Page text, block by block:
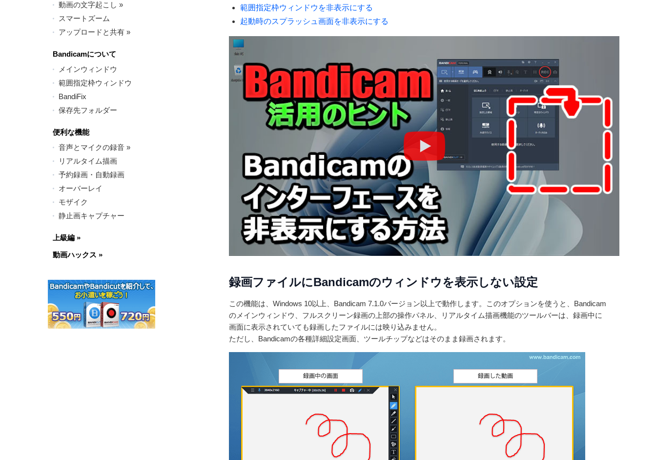
動画の文字起こし »
スマートズーム
アップロードと共有 »
Bandicamについて
メインウィンドウ
範囲指定枠ウィンドウ
BandiFix
保存先フォルダー
便利な機能
音声とマイクの録音 »
リアルタイム描画
予約録画・自動録画
オーバーレイ
モザイク
静止画キャプチャー
上級編 »
動画ハックス »
範囲指定枠ウィンドウを非表示にする
起動時のスプラッシュ画面を非表示にする
録画ファイルにBandicamのウィンドウを表示しない設定
この機能は、Windows 10以上、Bandicam 7.1.0バージョン以上で動作します。このオプションを使うと、Bandicam
のメインウィンドウ、フルスクリーン録画の上部の操作パネル、リアルタイム描画機能のツールバーは、録画中に
画面に表示されていても録画したファイルには映り込みません。
ただし、Bandicamの各種詳細設定画面、ツールチップなどはそのまま録画されます。